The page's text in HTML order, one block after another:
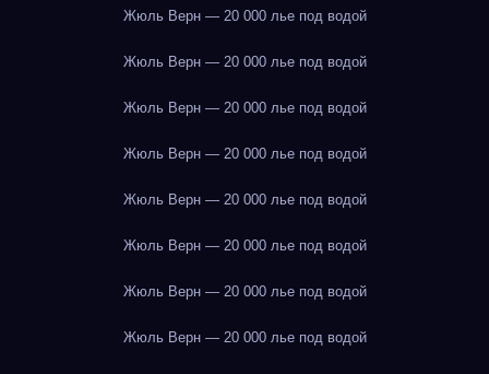
Жюль Верн — 20 000 лье под водой
Жюль Верн — 20 000 лье под водой
Жюль Верн — 20 000 лье под водой
Жюль Верн — 20 000 лье под водой
Жюль Верн — 20 000 лье под водой
Жюль Верн — 20 000 лье под водой
Жюль Верн — 20 000 лье под водой
Жюль Верн — 20 000 лье под водой